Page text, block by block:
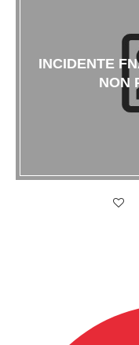
INCIDENTE
NON